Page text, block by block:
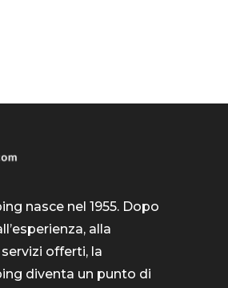
nasce nel 1955. Dopo
alla
offerti, la
diventa un punto di